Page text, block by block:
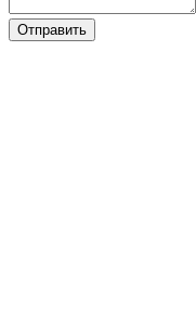
Отправить